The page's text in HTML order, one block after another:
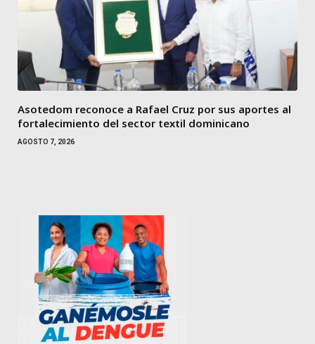
Asotedom reconoce a Rafael Cruz por sus aportes al
fortalecimiento del sector textil dominicano
AGOSTO 7, 2026